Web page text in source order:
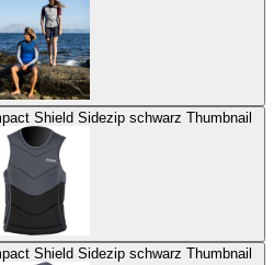
Sidezip schwarz Thumbnail
Sidezip schwarz Thumbnail